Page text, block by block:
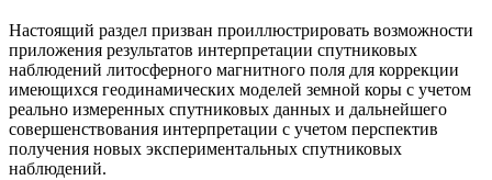
Настоящий раздел призван проиллюстрировать возможности
приложения результатов интерпретации спутниковых
наблюдений литосферного магнитного поля для коррекции
имеющихся геодинамических моделей земной коры с учетом
реально измеренных спутниковых данных и дальнейшего
совершенствования интерпретации с учетом перспектив
получения новых экспериментальных спутниковых
наблюдений.